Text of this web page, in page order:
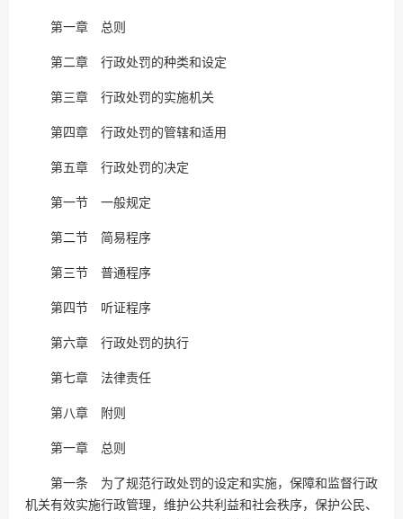
第一章 总则
第二章 行政处罚的种类和设定
第三章 行政处罚的实施机关
第四章 行政处罚的管辖和适用
第五章 行政处罚的决定
第一节 一般规定
第二节 简易程序
第三节 普通程序
第四节 听证程序
第六章 行政处罚的执行
第七章 法律责任
第八章 附则
第一章 总则
第一条 为了规范行政处罚的设定和实施，保障和监督行政
机关有效实施行政管理，维护公共利益和社会秩序，保护公民、